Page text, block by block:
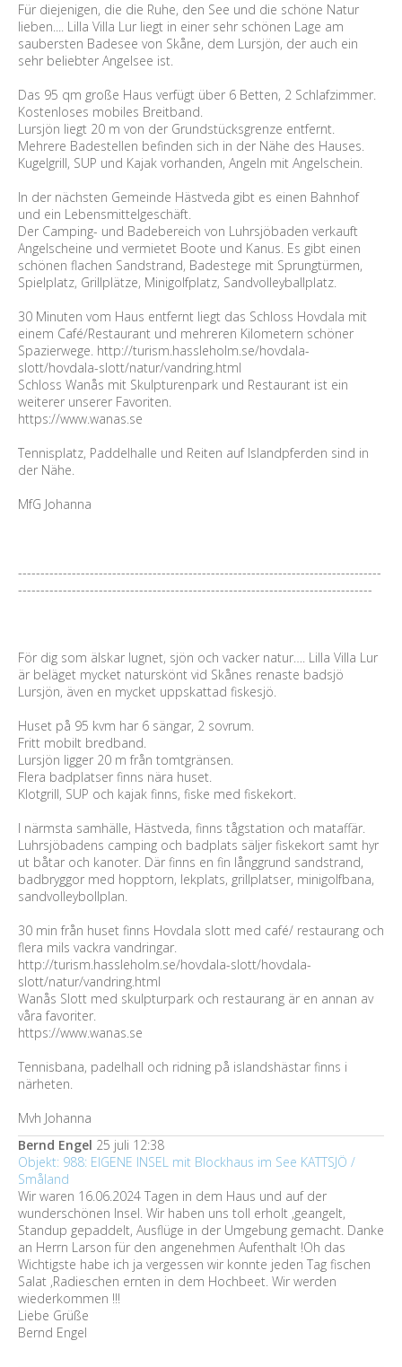
Für diejenigen, die die Ruhe, den See und die schöne Natur
lieben.... Lilla Villa Lur liegt in einer sehr schönen Lage am
saubersten Badesee von Skåne, dem Lursjön, der auch ein
sehr beliebter Angelsee ist.
Das 95 qm große Haus verfügt über 6 Betten, 2 Schlafzimmer.
Kostenloses mobiles Breitband.
Lursjön liegt 20 m von der Grundstücksgrenze entfernt.
Mehrere Badestellen befinden sich in der Nähe des Hauses.
Kugelgrill, SUP und Kajak vorhanden, Angeln mit Angelschein.
In der nächsten Gemeinde Hästveda gibt es einen Bahnhof
und ein Lebensmittelgeschäft.
Der Camping- und Badebereich von Luhrsjöbaden verkauft
Angelscheine und vermietet Boote und Kanus. Es gibt einen
schönen flachen Sandstrand, Badestege mit Sprungtürmen,
Spielplatz, Grillplätze, Minigolfplatz, Sandvolleyballplatz.
30 Minuten vom Haus entfernt liegt das Schloss Hovdala mit
einem Café/Restaurant und mehreren Kilometern schöner
Spazierwege. http://turism.hassleholm.se/hovdala-
slott/hovdala-slott/natur/vandring.html
Schloss Wanås mit Skulpturenpark und Restaurant ist ein
weiterer unserer Favoriten.
https://www.wanas.se
Tennisplatz, Paddelhalle und Reiten auf Islandpferden sind in
der Nähe.
MfG Johanna
---------------------------------------------------------------------------------
-------------------------------------------------------------------------------
För dig som älskar lugnet, sjön och vacker natur…. Lilla Villa Lur
är beläget mycket naturskönt vid Skånes renaste badsjö
Lursjön, även en mycket uppskattad fiskesjö.
Huset på 95 kvm har 6 sängar, 2 sovrum.
Fritt mobilt bredband.
Lursjön ligger 20 m från tomtgränsen.
Flera badplatser finns nära huset.
Klotgrill, SUP och kajak finns, fiske med fiskekort.
I närmsta samhälle, Hästveda, finns tågstation och mataffär.
Luhrsjöbadens camping och badplats säljer fiskekort samt hyr
ut båtar och kanoter. Där finns en fin långgrund sandstrand,
badbryggor med hopptorn, lekplats, grillplatser, minigolfbana,
sandvolleybollplan.
30 min från huset finns Hovdala slott med café/ restaurang och
flera mils vackra vandringar.
http://turism.hassleholm.se/hovdala-slott/hovdala-
slott/natur/vandring.html
Wanås Slott med skulpturpark och restaurang är en annan av
våra favoriter.
https://www.wanas.se
Tennisbana, padelhall och ridning på islandshästar finns i
närheten.
Mvh Johanna
Bernd Engel 25 juli 12:38
Objekt: 988: EIGENE INSEL mit Blockhaus im See KATTSJÖ /
Småland
Wir waren 16.06.2024 Tagen in dem Haus und auf der
wunderschönen Insel. Wir haben uns toll erholt ,geangelt,
Standup gepaddelt, Ausflüge in der Umgebung gemacht. Danke
an Herrn Larson für den angenehmen Aufenthalt !Oh das
Wichtigste habe ich ja vergessen wir konnte jeden Tag fischen
Salat ,Radieschen ernten in dem Hochbeet. Wir werden
wiederkommen !!!
Liebe Grüße
Bernd Engel